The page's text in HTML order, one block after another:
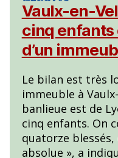
Vaulx-en-
cinq enfants
d’un
Le bilan est très
immeuble à
banlieue est de
cinq enfants. On
quatorze
absolue », a